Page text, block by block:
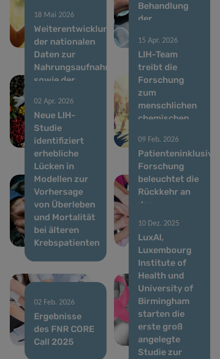
seltenen
Krankheiten in
Luxemburg
Behandlung
der
Krankheit
18 Mai 2026
Weiterentwicklung
der nationalen
Daten zur
Nahrungsaufnahme
sowie der
und
ernährungsbezogenen
Risikobewertung
in Luxemburg
15 Apr. 2026
LIH-Team
treibt die
Forschung
zum
menschlichen
chemischen
voran
02 Apr. 2026
Neue LIH-
Studie
identifiziert
erhebliche
Lücken in
Modellen zur
Vorhersage
von Überleben
und Mortalität
bei älteren
Krebspatienten
09 Feb. 2026
Patienteninklusive
Forschung
beleuchtet die
Rückkehr an
den
Brustkrebs
02 Feb. 2026
Ergebnisse
des FNR CORE
Call 2025
17 Dez. 2025
VENUSCANCER:
Förderung des
globalen
Verständnisses
der
Versorgung
von Frauen
mit Krebs.
10 Dez. 2025
LuxAI,
Luxembourg
Institute of
Health und
University of
Birmingham
starten die
erste groß
angelegte
Studie zur